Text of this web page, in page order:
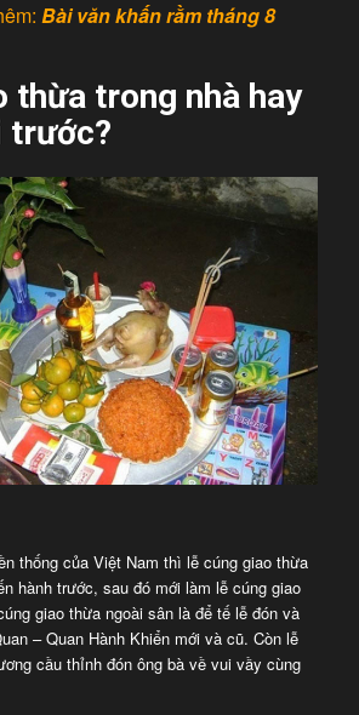
Bài văn khấn rằm tháng 8
thừa trong nhà hay
trước?
thống của Việt Nam thì lễ cúng giao thừa
hành trước, sau đó mới làm lễ cúng giao
giao thừa ngoài sân là để tế lễ đón và
– Quan Hành Khiển mới và cũ. Còn lễ
cầu thỉnh đón ông bà về vui vầy cùng